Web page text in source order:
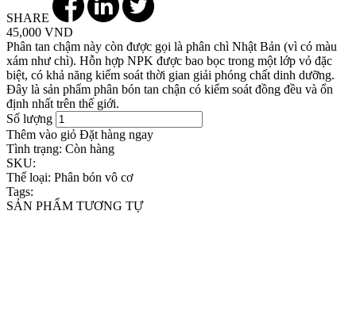
SHARE
45,000 VND
Phân tan chậm này còn được gọi là phân chì Nhật Bản (vì có màu
xám như chì). Hỗn hợp NPK được bao bọc trong một lớp vỏ đặc
biệt, có khả năng kiểm soát thời gian giải phóng chất dinh dưỡng.
Đây là sản phẩm phân bón tan chận có kiểm soát đồng đều và ổn
định nhất trên thế giới.
Số lượng
Thêm vào giỏ Đặt hàng ngay
Tình trạng: Còn hàng
SKU:
Thể loại: Phân bón vô cơ
Tags:
SẢN PHẨM TƯƠNG TỰ